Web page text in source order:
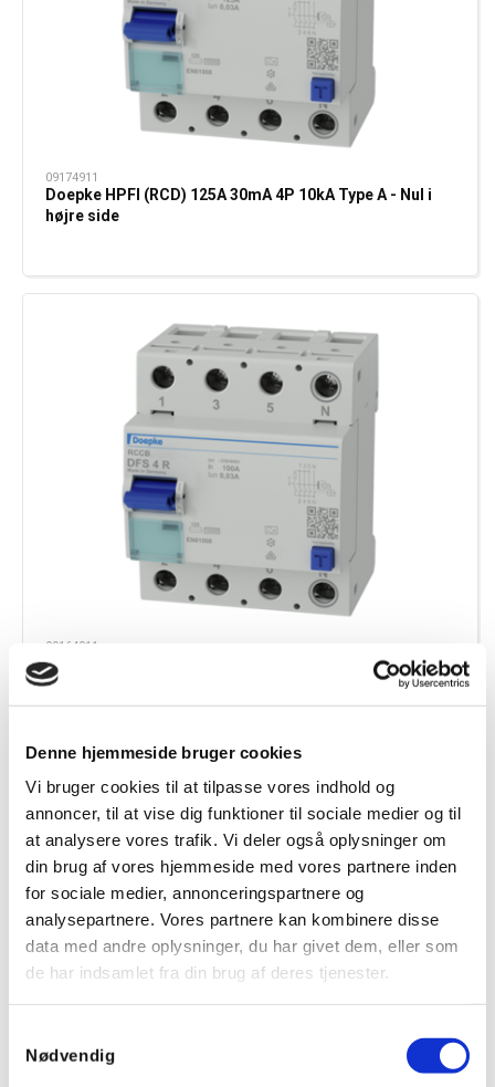
Denne hjemmeside bruger cookies
Vi bruger cookies til at tilpasse vores indhold og
annoncer, til at vise dig funktioner til sociale medier og til
at analysere vores trafik. Vi deler også oplysninger om
din brug af vores hjemmeside med vores partnere inden
for sociale medier, annonceringspartnere og
analysepartnere. Vores partnere kan kombinere disse
data med andre oplysninger, du har givet dem, eller som
de har indsamlet fra din brug af deres tjenester.
Nødvendig
09174911
Doepke HPFI (RCD) 125A 30mA 4P 10kA Type A - Nul i
højre side
09164911
Doepke HPFI (RCD) 100A 30mA 4P 10kA Type A - Nul i
højre side